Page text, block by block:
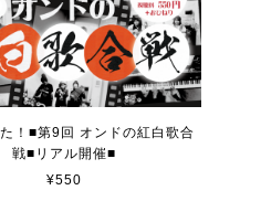
！■第9回 オンドの紅白歌合
戦■リアル開催■
¥550